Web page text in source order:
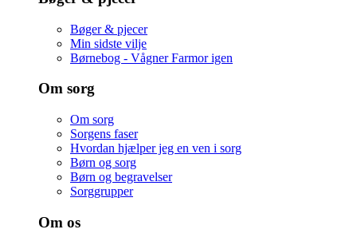
Bøger & pjecer
Min sidste vilje
Børnebog - Vågner Farmor igen
Om sorg
Om sorg
Sorgens faser
Hvordan hjælper jeg en ven i sorg
Børn og sorg
Børn og begravelser
Sorggrupper
Om os